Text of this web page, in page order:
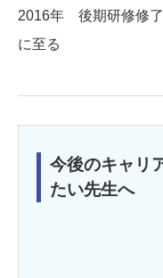
2016年 後期研修修
に至る
今後のキャリ
たい先生へ